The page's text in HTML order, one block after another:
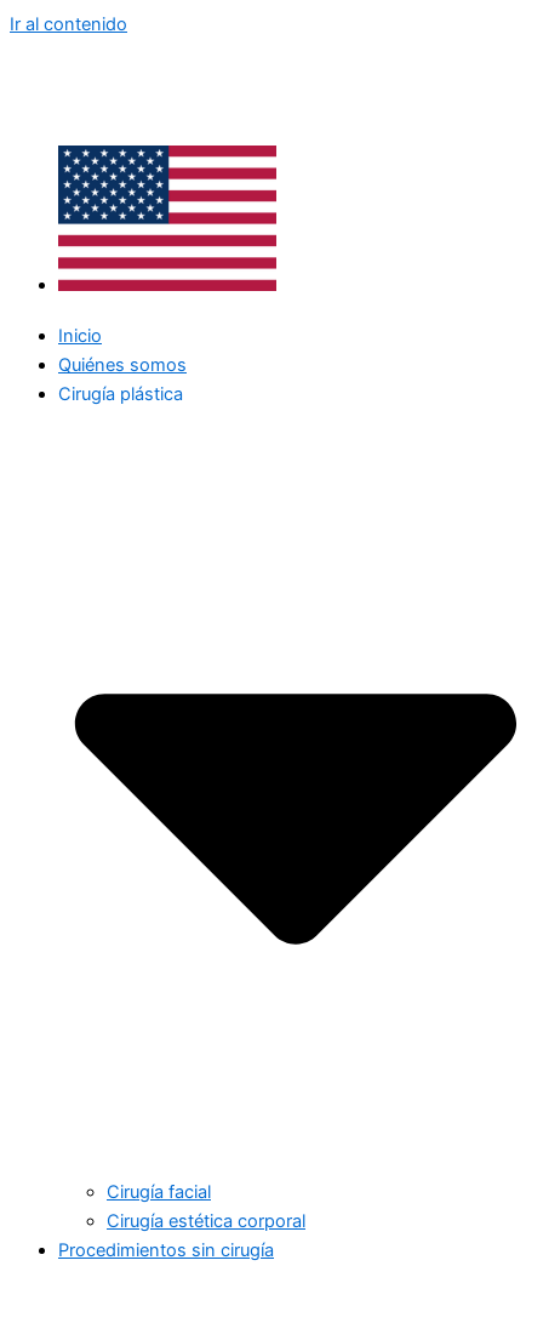
Ir al contenido
Inicio
Quiénes somos
Cirugía plástica
Cirugía facial
Cirugía estética corporal
Procedimientos sin cirugía